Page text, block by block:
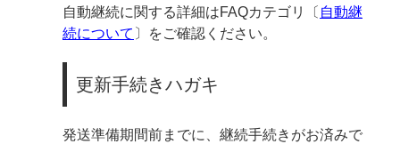
自動継続に関する詳細はFAQカテゴリ〔 自動継
続について 〕をご確認ください。
更新手続きハガキ
発送準備期間前までに、継続手続きがお済みで